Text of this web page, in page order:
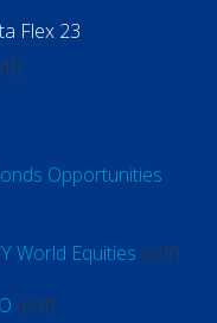
Flex 23
Opportunities
World Equities (pdf)
(pdf)